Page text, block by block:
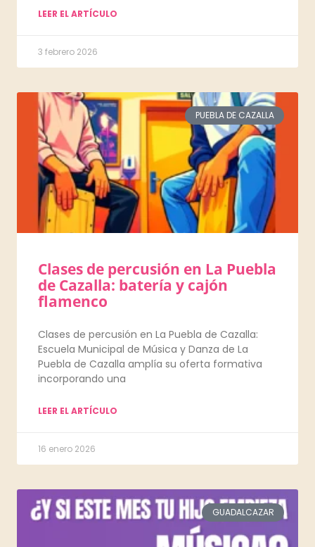
LEER EL ARTÍCULO
3 febrero 2026
PUEBLA DE CAZALLA
Clases de percusión en La Puebla
de Cazalla: batería y cajón
flamenco
Clases de percusión en La Puebla de Cazalla:
Escuela Municipal de Música y Danza de La
Puebla de Cazalla amplía su oferta formativa
incorporando una
LEER EL ARTÍCULO
16 enero 2026
GUADALCAZAR